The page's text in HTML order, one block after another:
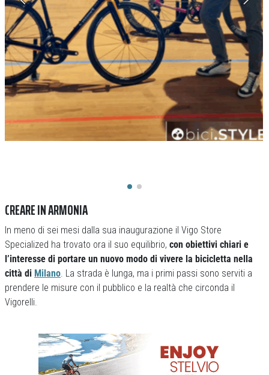
CREARE IN ARMONIA
In meno di sei mesi dalla sua inaugurazione il Vigo Store
Specialized ha trovato ora il suo equilibrio, con obiettivi chiari e
l’interesse di portare un nuovo modo di vivere la bicicletta nella
città di Milano . La strada è lunga, ma i primi passi sono serviti a
prendere le misure con il pubblico e la realtà che circonda il
Vigorelli.